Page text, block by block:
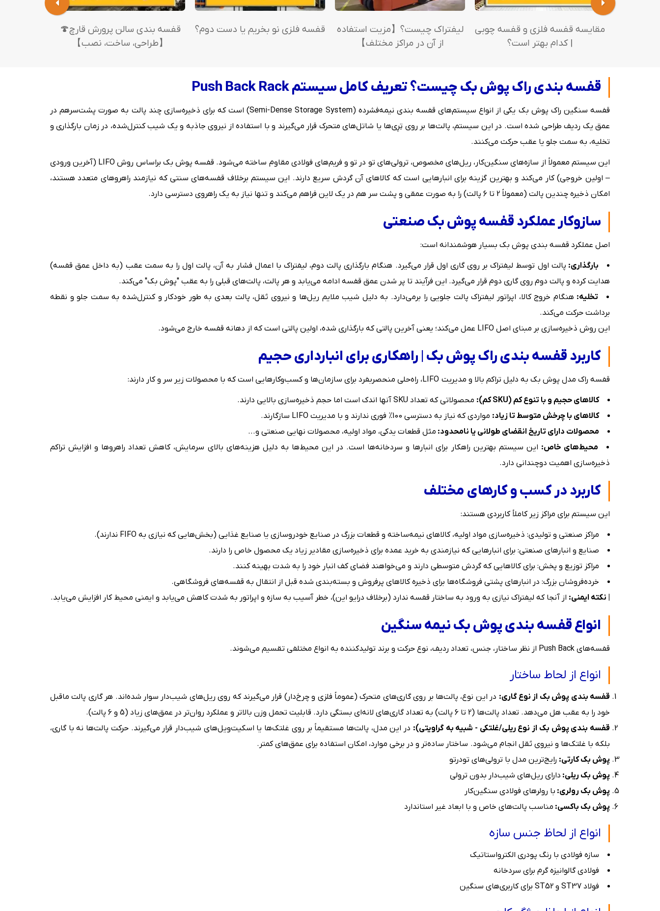
مقایسه قفسه فلزی و قفسه چوبی
| کدام بهتر است؟
لیفتراک چیست؟【مزیت استفاده
از آن در مراکز مختلف】
قفسه فلزی نو بخریم یا دست دوم؟
قفسه بندی سالن پرورش قارچ🍄
【طراحی، ساخت، نصب】
قفسه بندی راک پوش بک چیست؟ تعریف کامل سیستم Push Back Rack
قفسه سنگین راک پوش بک یکی از انواع سیستم‌های قفسه بندی نیمه‌فشرده (Semi-Dense Storage System) است که برای ذخیره‌سازی چند پالت به صورت پشت‌سرهم در
عمق یک ردیف طراحی شده است. در این سیستم، پالت‌ها بر روی تِرِی‌ها یا شاتل‌های متحرک قرار می‌گیرند و با استفاده از نیروی جاذبه و یک شیب کنترل‌شده، در زمان بارگذاری و
تخلیه، به سمت جلو یا عقب حرکت می‌کنند.
این سیستم معمولاً از سازه‌های سنگین‌کار، ریل‌های مخصوص، ترولی‌های تو در تو و فریم‌های فولادی مقاوم ساخته می‌شود. قفسه پوش بک براساس روش LIFO (آخرین ورودی
– اولین خروجی) کار می‌کند و بهترین گزینه برای انبارهایی است که کالاهای آن گردش سریع دارند. این سیستم برخلاف قفسه‌های سنتی که نیازمند راهروهای متعدد هستند،
امکان ذخیره چندین پالت (معمولاً 2 تا 6 پالت) را به صورت عمقی و پشت سر هم در یک لاین فراهم می‌کند و تنها نیاز به یک راهروی دسترسی دارد.
سازوکار عملکرد قفسه پوش بک صنعتی
اصل عملکرد قفسه بندی پوش بک بسیار هوشمندانه است:
بارگذاری: پالت اول توسط لیفتراک بر روی گاری اول قرار می‌گیرد. هنگام بارگذاری پالت دوم، لیفتراک با اعمال فشار به آن، پالت اول را به سمت عقب (به داخل عمق قفسه)
هدایت کرده و پالت دوم روی گاری دوم قرار می‌گیرد. این فرآیند تا پر شدن عمق قفسه ادامه می‌یابد و هر پالت، پالت‌های قبلی را به عقب "پوش بک" می‌کند.
تخلیه: هنگام خروج کالا، اپراتور لیفتراک پالت جلویی را برمی‌دارد. به دلیل شیب ملایم ریل‌ها و نیروی ثقل، پالت بعدی به طور خودکار و کنترل‌شده به سمت جلو و نقطه
برداشت حرکت می‌کند.
این روش ذخیره‌سازی بر مبنای اصل LIFO عمل می‌کند؛ یعنی آخرین پالتی که بارگذاری شده، اولین پالتی است که از دهانه قفسه خارج می‌شود.
کاربرد قفسه بندی راک پوش بک | راهکاری برای انبارداری حجیم
قفسه راک مدل پوش بک به دلیل تراکم بالا و مدیریت LIFO، راه‌حلی منحصربفرد برای سازمان‌ها و کسب‌وکارهایی است که با محصولات زیر سر و کار دارند:
کالاهای حجیم و با تنوع کم (SKU کم):
محصولاتی که تعداد SKU آنها اندک است اما حجم ذخیره‌سازی بالایی دارند.
کالاهای با چرخش متوسط تا زیاد: مواردی که نیاز به دسترسی 100% فوری ندارند و با مدیریت LIFO سازگارند.
محصولات دارای تاریخ انقضای طولانی یا نامحدود: مثل قطعات یدکی، مواد اولیه، محصولات نهایی صنعتی و...
محیط‌های خاص: این سیستم بهترین راهکار برای انبارها و سردخانه‌ها است. در این محیط‌ها به دلیل هزینه‌های بالای سرمایش، کاهش تعداد راهروها و افزایش تراکم
ذخیره‌سازی اهمیت دوچندانی دارد.
کاربرد در کسب و کارهای مختلف
این سیستم برای مراکز زیر کاملاً کاربردی هستند:
مراکز صنعتی و تولیدی: ذخیره‌سازی مواد اولیه، کالاهای نیمه‌ساخته و قطعات بزرگ در صنایع خودروسازی یا صنایع غذایی (بخش‌هایی که نیازی به FIFO ندارند).
صنایع و انبارهای صنعتی: برای انبارهایی که نیازمندی به خرید عمده برای ذخیره‌سازی مقادیر زیاد یک محصول خاص را دارند.
مراکز توزیع و پخش: برای کالاهایی که گردش متوسطی دارند و می‌خواهند فضای کف انبار خود را به شدت بهینه کنند.
خرده‌فروشان بزرگ: در انبارهای پشتی فروشگاه‌ها برای ذخیره کالاهای پرفروش و بسته‌بندی شده قبل از انتقال به قفسه‌های فروشگاهی.
| نکته ایمنی: از آنجا که لیفتراک نیازی به ورود به ساختار قفسه ندارد (برخلاف درایو این)، خطر آسیب به سازه و اپراتور به شدت کاهش می‌یابد و ایمنی محیط کار افزایش می‌یابد.
انواع قفسه بندی پوش بک نیمه سنگین
قفسه‌های Push Back از نظر ساختار، جنس، تعداد ردیف، نوع حرکت و برند تولیدکننده به انواع مختلفی تقسیم می‌شوند.
انواع از لحاط ساختار
قفسه بندی پوش بک از نوع گاری: در این نوع، پالت‌ها بر روی گاری‌های متحرک (عموماً فلزی و چرخ‌دار) قرار می‌گیرند که روی ریل‌های شیب‌دار سوار شده‌اند. هر گاری پالت ماقبل
خود را به عقب هل می‌دهد. تعداد پالت‌ها (2 تا 6 پالت) به تعداد گاری‌های لانه‌ای بستگی دارد. قابلیت تحمل وزن بالاتر و عملکرد روان‌تر در عمق‌های زیاد (5 و 6 پالت).
قفسه بندی پوش بک از نوع ریلی/غلتکی - شبیه به گراویتی): در این مدل، پالت‌ها مستقیماً بر روی غلتک‌ها یا اسکیت‌ویل‌های شیب‌دار قرار می‌گیرند. حرکت پالت‌ها نه با گاری،
بلکه با غلتک‌ها و نیروی ثقل انجام می‌شود. ساختار ساده‌تر و در برخی موارد، امکان استفاده برای عمق‌های کمتر.
پوش بک کارتی: رایج‌ترین مدل با ترولی‌های تودرتو
پوش بک ریلی: دارای ریل‌های شیب‌دار بدون ترولی
پوش بک رولری: با رولرهای فولادی سنگین‌کار
پوش بک باکسی: مناسب پالت‌های خاص و با ابعاد غیر استاندارد
انواع از لحاظ جنس سازه
سازه فولادی با رنگ پودری الکترواستاتیک
فولادی گالوانیزه گرم برای سردخانه
فولاد ST37 و ST52 برای کاربری‌های سنگین